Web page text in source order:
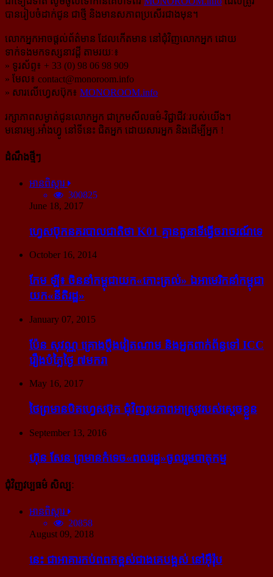
បានរៀបចំដាក់ជូន ជាថ្មី និងមានសភាពប្រសើរជាងមុន។
លោកអ្នកអាចផ្ដល់ព័ត៌មាន ដែលកើតមាន នៅជុំវិញលោកអ្នក ដោយ
ទាក់ទងមកទស្សនាវដ្ដី តាមរយៈ៖
» ទូរស័ព្ទ៖ + 33 (0) 98 06 98 909
» មែល៖ contact@monoroom.info
» សារលើហ្វេសប៊ុក៖ MONOROOM.info
រក្សាភាពសម្ងាត់ជូនលោកអ្នក ជាក្រមសីលធម៌-​វិជ្ជាជីវៈ​របស់យើង។
មនោរម្យ.អាំងហ្វូ នៅទីនេះ ជិតអ្នក ដោយសារអ្នក និងដើម្បីអ្នក !
ដំណឹងថ្មីៗ
អានពិស្ដារ
300825
June 18, 2017
ហ្វេសប៊ុក​នគរបាល​ជាតិ​ថា K01 គ្មាន​តួនាទី​ធ្វើ​ចរាចរណ៍​ទេ
October 16, 2014
កែម ឡី៖ ចិន​នាំ​កម្ពុជា​យក​«កោះ​ត្រល់» ឯ​អាមេរិក​នាំ​កម្ពុជា​
យក​«នីតិរដ្ឋ»
January 07, 2015
ប៉ែន សុវណ្ណ គ្រោង​ប្តឹង​វៀតណាម និង​អ្នក​ពាក់​ព័ន្ធ​ទៅ ICC
រឿង​បំភ្លៃ​ថ្ងៃ ៧​មករា
May 16, 2017
ថៃ​ព្រមាន​បិត​ហ្វេសប៊ុក ជុំ​វិញ​រូបភាព​អាស្រូវ​របស់​ស្ដេច​ខ្លួន
September 13, 2016
ហ៊ុន សែន ព្រមាន​កំទេច​«ពលរដ្ឋ»​ចូលរួម​បាតុកម្ម
ជុំវិញវប្បធម៌ សិល្បៈ
អានពិស្ដារ
20858
August 09, 2018
នេះ ជា​អាគារ​កប់​ពពក​ខ្ពស់​ជាង​គេ​បង្អស់ នៅ​អ៊ឺរ៉ុប